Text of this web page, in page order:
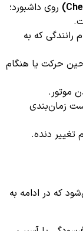
روی داشبورد؛
رانندگی که به
حرکت یا هنگام
موتور.
زمان‌بندی
تغییر دنده.
که در ادامه به